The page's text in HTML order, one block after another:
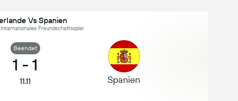
Vs Spanien
Freundschaftsspiel
Beendet
1 - 1
11.11 Spanien